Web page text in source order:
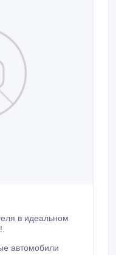
в идеальном
автомобили